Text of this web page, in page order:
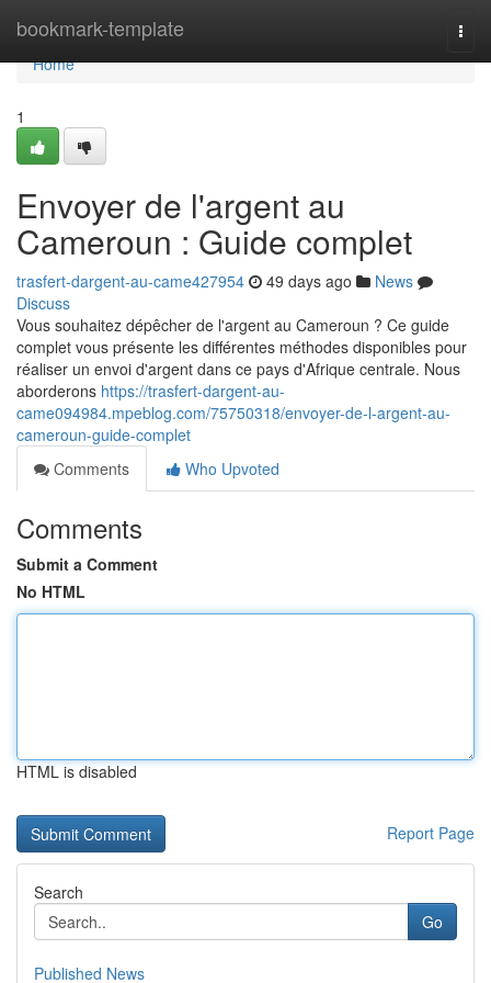
bookmark-template
Home
Home
1
Envoyer de l'argent au
Cameroun : Guide complet
trasfert-dargent-au-came427954 49 days ago
News
Discuss
Vous souhaitez dépêcher de l'argent au Cameroun ? Ce guide
complet vous présente les différentes méthodes disponibles pour
réaliser un envoi d'argent dans ce pays d'Afrique centrale. Nous
aborderons https://trasfert-dargent-au-
came094984.mpeblog.com/75750318/envoyer-de-l-argent-au-
cameroun-guide-complet
Comments
Who Upvoted
Comments
Submit a Comment
No HTML
HTML is disabled
Report Page
Search
Go
Published News